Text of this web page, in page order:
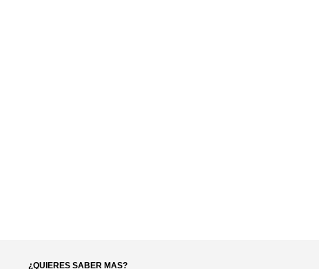
¿QUIERES SABER MAS?